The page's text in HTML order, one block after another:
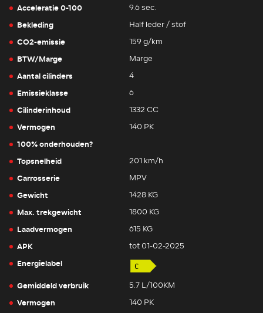
Acceleratie 0-100 9.6 sec.
Bekleding Half leder / stof
CO2-emissie 159 g/km
BTW/Marge Marge
Aantal cilinders 4
Emissieklasse 6
Cilinderinhoud 1332 CC
Vermogen 140 PK
100% onderhouden?
Topsnelheid
201 km/h
Carrosserie MPV
Gewicht 1428 KG
Max. trekgewicht 1800 KG
Laadvermogen 615 KG
APK tot 01-02-2025
Energielabel
Gemiddeld verbruik
5.7 L/100KM
Vermogen 140 PK